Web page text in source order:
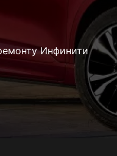
Инфинити